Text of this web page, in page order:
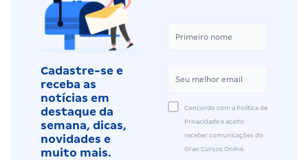
Cadastre-se e
receba as
notícias em
destaque da
semana, dicas,
novidades e
muito mais.
Concordo com a Política de
Privacidade e aceito
receber comunicações do
Gran Cursos Online.